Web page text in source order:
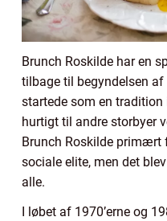
Brunch Roskilde har en
tilbage til begyndelsen af
startede som en tradition
hurtigt til andre storbyer
Brunch Roskilde primært
sociale elite, men det
alle.
I løbet af 1970’erne og